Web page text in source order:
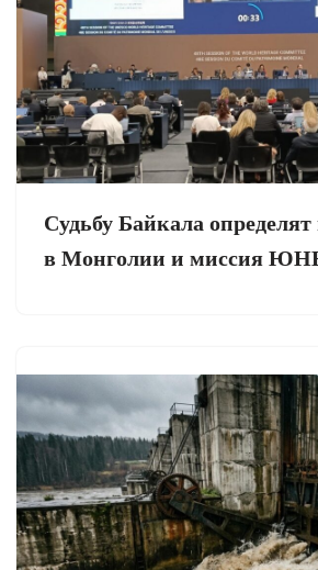
Судьбу Байкала
в Монголии и миссия